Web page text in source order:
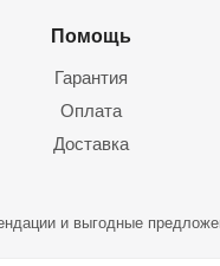
Помощь
Гарантия
Оплата
Доставка
и выгодные